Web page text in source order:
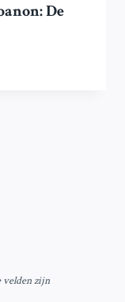
De
velden zijn